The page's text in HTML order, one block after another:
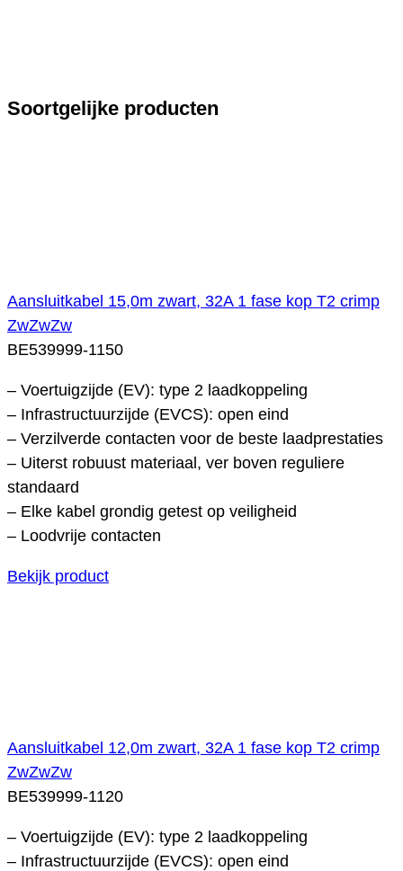
Soortgelijke producten
Aansluitkabel 15,0m zwart, 32A 1 fase kop T2 crimp
ZwZwZw
BE539999-1150
– Voertuigzijde (EV): type 2 laadkoppeling
– Infrastructuurzijde (EVCS): open eind
– Verzilverde contacten voor de beste laadprestaties
– Uiterst robuust materiaal, ver boven reguliere
standaard
– Elke kabel grondig getest op veiligheid
– Loodvrije contacten
Bekijk product
Aansluitkabel 12,0m zwart, 32A 1 fase kop T2 crimp
ZwZwZw
BE539999-1120
– Voertuigzijde (EV): type 2 laadkoppeling
– Infrastructuurzijde (EVCS): open eind